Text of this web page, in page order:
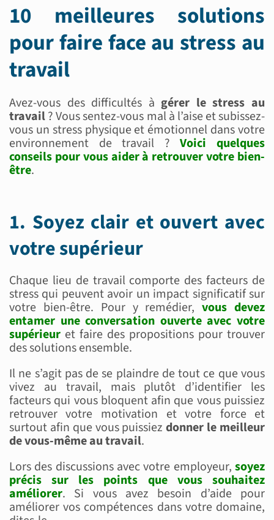
10 meilleures solutions
pour faire face au stress au
travail
Avez-vous des difficultés àgérer le stress au
travail? Vous sentez-vous mal à l’aise et subissez-
vous un stress physique et émotionnel dans votre
environnement de travail ?Voici quelques
conseils pour vous aider à retrouver votre bien-
être.
1. Soyez clair et ouvert avec
votre supérieur
Chaque lieu de travail comporte des facteurs de
stress qui peuvent avoir un impact significatif sur
votre bien-être. Pour y remédier,vous devez
entamer une conversation ouverte avec votre
supérieur et faire des propositions pour trouver
des solutions ensemble.
Il ne s’agit pas de se plaindre de tout ce que vous
vivez au travail, mais plutôt d’identifier les
facteurs qui vous bloquent afin que vous puissiez
retrouver votre motivation et votre force et
surtout afin que vous puissiezdonner le meilleur
de vous-même au travail.
Lors des discussions avec votre employeur,soyez
précis sur les points que vous souhaitez
améliorer. Si vous avez besoin d’aide pour
améliorer vos compétences dans votre domaine,